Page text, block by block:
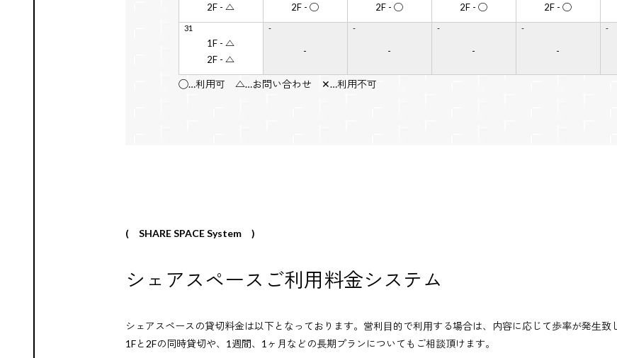
2F - △
2F - ◯
2F - ◯
2F - ◯
2F - ◯
31
1F - △
2F - △
-
-
-
-
-
-
-
-
-
◯…利用可 △…お問い合わせ ✕…利用不可
2F - △
2F - ◯
2F - ◯
( SHARE SPACE System )
シェアスペース ご利用料金システム
シェアスペースの貸切料金は以下となっております。営利⽬的で利⽤する場合は、内容に応じて歩率が発⽣致
1Fと2Fの同時貸切や、1週間、1ヶ月などの長期プランについてもご相談頂けます。